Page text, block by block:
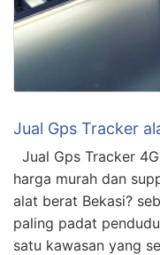
Jual Gps Tracker
Jual Gps Tracker
harga murah dan
alat berat Bekasi?
paling padat
satu kawasan yang